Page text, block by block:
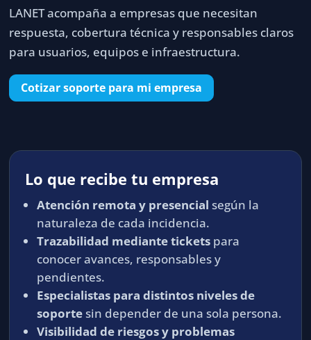
LANET acompaña a empresas que necesitan
respuesta, cobertura técnica y responsables claros
para usuarios, equipos e infraestructura.
Cotizar soporte para mi empresa
Lo que recibe tu empresa
Atención remota y presencial según la
naturaleza de cada incidencia.
Trazabilidad mediante tickets para
conocer avances, responsables y
pendientes.
Especialistas para distintos niveles de
soportesin depender de una sola persona.
Visibilidad de riesgos y problemas